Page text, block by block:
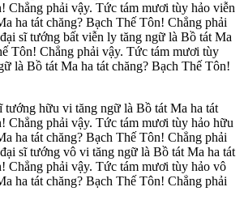
Chẳng phải vậy. Tức tám mươi tùy hảo viễn
ha tát chăng? Bạch Thế Tôn! Chẳng phải
sĩ tướng bất viễn ly tăng ngữ là Bồ tát Ma
Tôn! Chẳng phải vậy. Tức tám mươi tùy
là Bồ tát Ma ha tát chăng? Bạch Thế Tôn!
tướng hữu vi tăng ngữ là Bồ tát Ma ha tát
Chẳng phải vậy. Tức tám mươi tùy hảo hữu
ha tát chăng? Bạch Thế Tôn! Chẳng phải
sĩ tướng vô vi tăng ngữ là Bồ tát Ma ha tát
Chẳng phải vậy. Tức tám mươi tùy hảo vô
ha tát chăng? Bạch Thế Tôn! Chẳng phải